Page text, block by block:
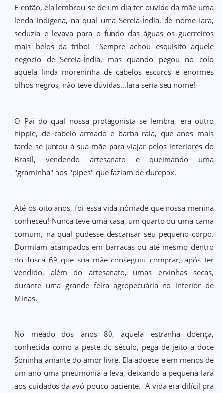
E então, ela lembrou-se de um dia ter ouvido da mãe uma
lenda indígena, na qual uma Sereia-Índia, de nome Iara,
seduzia e levava para o fundo das águas os guerreiros
mais belos da tribo! Sempre achou esquisito aquele
negócio de Sereia-Índia, mas quando pegou no colo
aquela linda moreninha de cabelos escuros e enormes
olhos negros, não teve dúvidas...Iara seria seu nome!
O Pai do qual nossa protagonista se lembra, era outro
hippie, de cabelo armado e barba rala, que anos mais
tarde se juntou à sua mãe para viajar pelos interiores do
Brasil, vendendo artesanato e queimando uma
"graminha" nos "pipes" que faziam de durepox.
Até os oito anos, foi essa vida nômade que nossa menina
conheceu! Nunca teve uma casa, um quarto ou uma cama
comum, na qual pudesse descansar seu pequeno corpo.
Dormiam acampados em barracas ou até mesmo dentro
do fusca 69 que sua mãe conseguiu comprar, após ter
vendido, além do artesanato, umas ervinhas secas,
durante uma grande feira agropecuária no interior de
Minas.
No meado dos anos 80, aquela estranha doença,
conhecida como a peste do século, pega de jeito a doce
Soninha amante do amor livre. Ela adoece e em menos de
um ano uma pneumonia a leva, deixando a pequena Iara
aos cuidados da avó pouco paciente. A vida era difícil pra